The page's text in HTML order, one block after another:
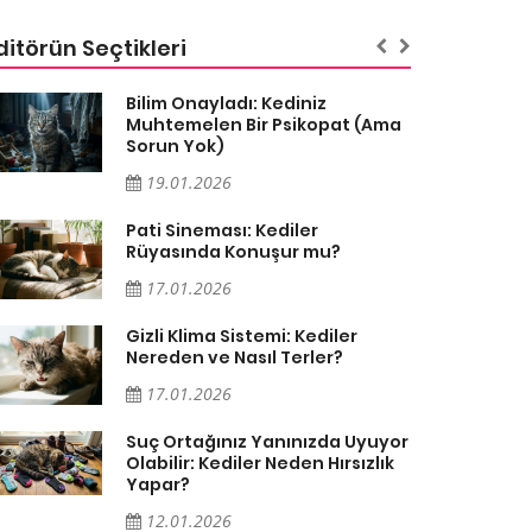
Seçtikleri
Bilim Onayladı: Kediniz
Muhtemelen Bir Psikopat (Ama
Sorun Yok)
19.01.2026
Pati Sineması: Kediler
Rüyasında Konuşur mu?
17.01.2026
Gizli Klima Sistemi: Kediler
Nereden ve Nasıl Terler?
17.01.2026
Suç Ortağınız Yanınızda Uyuyor
Olabilir: Kediler Neden Hırsızlık
Yapar?
12.01.2026